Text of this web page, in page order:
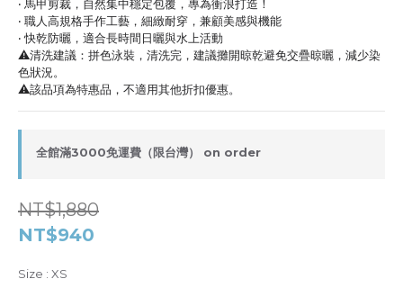
‧ 馬甲剪裁，自然集中穩定包覆，專為衝浪打造！
‧ 職人高規格手作工藝，細緻耐穿，兼顧美感與機能
‧ 快乾防曬，適合長時間日曬與水上活動
⚠️清洗建議：拼色泳裝，清洗完，建議攤開晾乾避免交疊晾曬，減少染
色狀況。
⚠️該品項為特惠品，不適用其他折扣優惠。
全館滿3000免運費（限台灣） on order
NT$1,880
NT$940
Size : XS